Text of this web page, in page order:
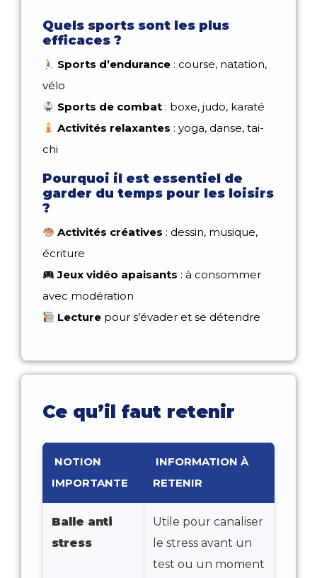
Quels sports sont les plus
efficaces ?
Sports d’endurance : course, natation,
vélo
Sports de combat : boxe, judo, karaté
Activités relaxantes : yoga, danse, tai-
chi
Pourquoi il est essentiel de
garder du temps pour les loisirs
?
Activités créatives : dessin, musique,
écriture
Jeux vidéo apaisants : à consommer
avec modération
Lecture pour s’évader et se détendre
Ce qu’il faut retenir
NOTION
IMPORTANTE
INFORMATION À
RETENIR
Balle anti
stress
Utile pour canaliser
le stress avant un
test ou un moment